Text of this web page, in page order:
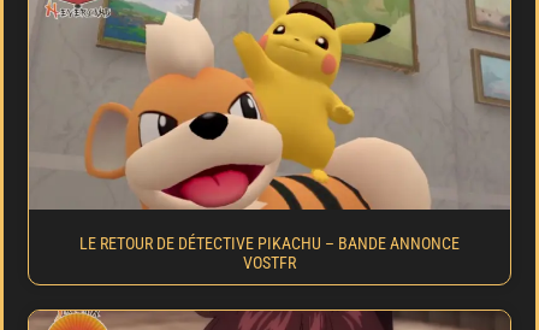
LE RETOUR DE DÉTECTIVE PIKACHU – BANDE ANNONCE
VOSTFR